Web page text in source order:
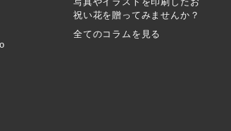
祝い花を贈ってみませんか？
全てのコラムを見る